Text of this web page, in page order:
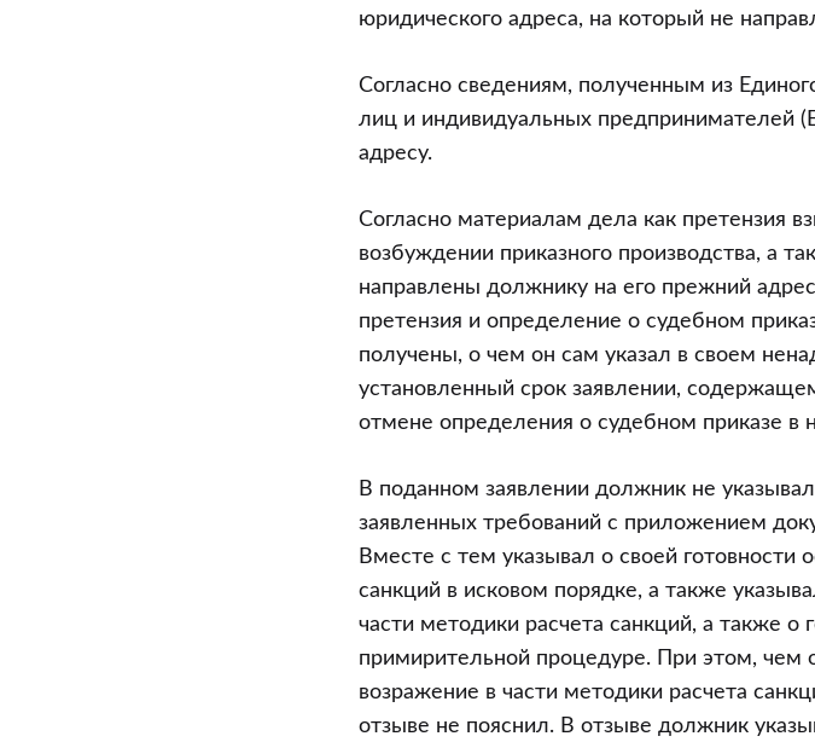
юридического адреса, на который не
Согласно сведениям, полученным из
лиц и индивидуальных предпринимателей
адресу.
Согласно материалам дела как претензия
возбуждении приказного производства, а
направлены должнику на его прежний
претензия и определение о судебном
получены, о чем он сам указал в своем
установленный срок заявлении,
отмене определения о судебном приказе в
В поданном заявлении должник не
заявленных требований с приложением
Вместе с тем указывал о своей готовности
санкций в исковом порядке, а также
части методики расчета санкций, а также о
примирительной процедуре. При этом, чем
возражение в части методики расчета
отзыве не пояснил. В отзыве должник